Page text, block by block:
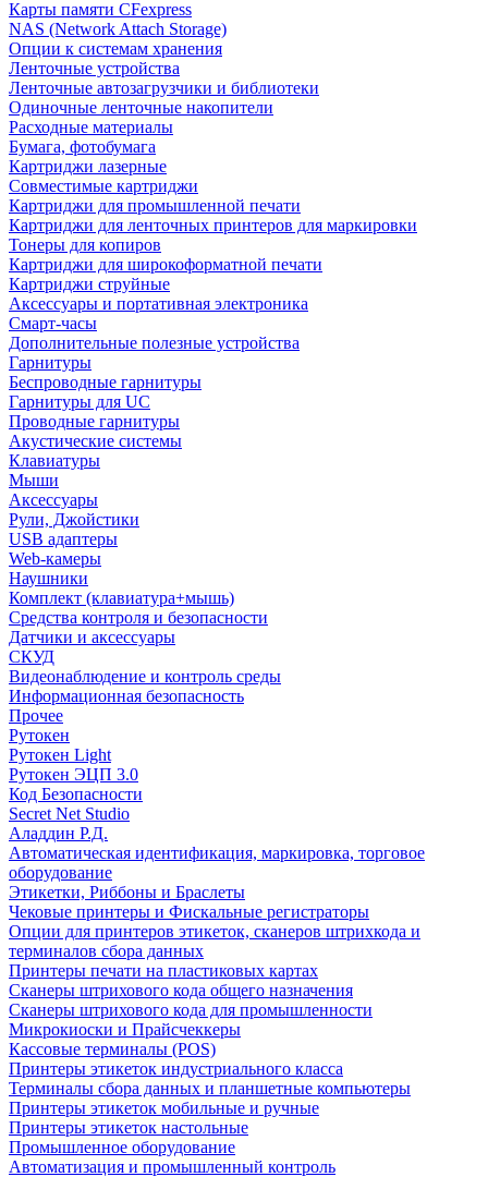
Карты памяти CFexpress
NAS (Network Attach Storage)
Опции к системам хранения
Ленточные устройства
Ленточные автозагрузчики и библиотеки
Одиночные ленточные накопители
Расходные материалы
Бумага, фотобумага
Картриджи лазерные
Совместимые картриджи
Картриджи для промышленной печати
Картриджи для ленточных принтеров для маркировки
Тонеры для копиров
Картриджи для широкоформатной печати
Картриджи струйные
Аксессуары и портативная электроника
Смарт-часы
Дополнительные полезные устройства
Гарнитуры
Беспроводные гарнитуры
Гарнитуры для UC
Проводные гарнитуры
Акустические системы
Клавиатуры
Мыши
Аксессуары
Рули, Джойстики
USB адаптеры
Web-камеры
Наушники
Комплект (клавиатура+мышь)
Средства контроля и безопасности
Датчики и аксессуары
СКУД
Видеонаблюдение и контроль среды
Информационная безопасность
Прочее
Рутокен
Рутокен Light
Рутокен ЭЦП 3.0
Код Безопасности
Secret Net Studio
Аладдин Р.Д.
Автоматическая идентификация, маркировка, торговое
оборудование
Этикетки, Риббоны и Браслеты
Чековые принтеры и Фискальные регистраторы
Опции для принтеров этикеток, сканеров штрихкода и
терминалов сбора данных
Принтеры печати на пластиковых картах
Сканеры штрихового кода общего назначения
Сканеры штрихового кода для промышленности
Микрокиоски и Прайсчеккеры
Кассовые терминалы (POS)
Принтеры этикеток индустриального класса
Терминалы сбора данных и планшетные компьютеры
Принтеры этикеток мобильные и ручные
Принтеры этикеток настольные
Промышленное оборудование
Автоматизация и промышленный контроль